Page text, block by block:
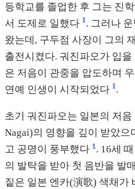
등학교를 졸업한 후 그는 진
서 도제로 일했다 1. 그러나
왔는데, 구두점 사장이 그의
출전시켰다. 궈진파오가 입
은 저음이 관중을 압도하며
연예 인생이 시작되었다 1.
초기 궈진파오는 일본의 저
Nagai)의 영향을 깊이 받았으
고 공명이 풍부했다 1 . 16세
의 발탁을 받아 첫 음반을 발
짙은 일본 엔카(演歌) 색채가